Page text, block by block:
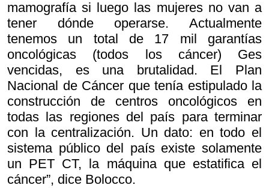
mamografía si luego las mujeres no van a
tener dónde operarse. Actualmente
tenemos un total de 17 mil garantías
oncológicas (todos los cáncer) Ges
vencidas, es una brutalidad. El Plan
Nacional de Cáncer que tenía estipulado la
construcción de centros oncológicos en
todas las regiones del país para terminar
con la centralización. Un dato: en todo el
sistema público del país existe solamente
un PET CT, la máquina que estatifica el
cáncer”, dice Bolocco.